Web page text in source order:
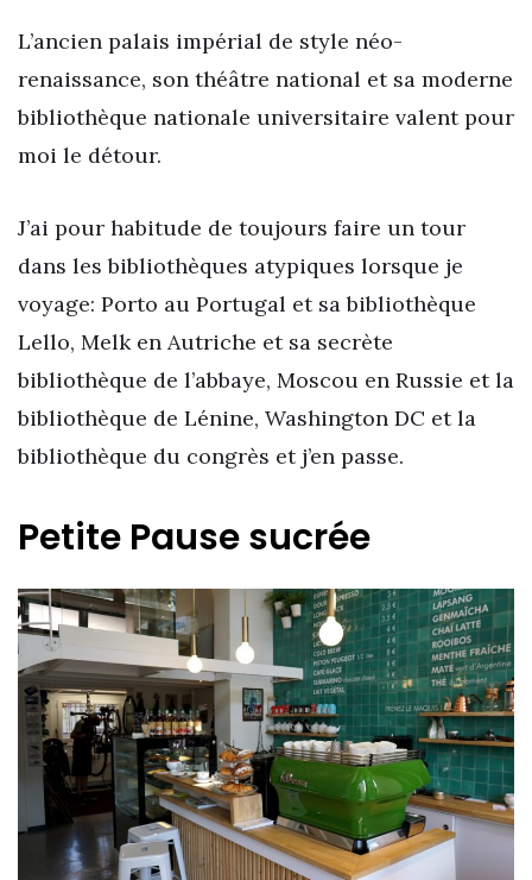
L’ancien palais impérial de style néo-
renaissance, son théâtre national et sa moderne
bibliothèque nationale universitaire valent pour
moi le détour.
J’ai pour habitude de toujours faire un tour
dans les bibliothèques atypiques lorsque je
voyage: Porto au Portugal et sa bibliothèque
Lello, Melk en Autriche et sa secrète
bibliothèque de l’abbaye, Moscou en Russie et la
bibliothèque de Lénine, Washington DC et la
bibliothèque du congrès et j’en passe.
Petite Pause sucrée